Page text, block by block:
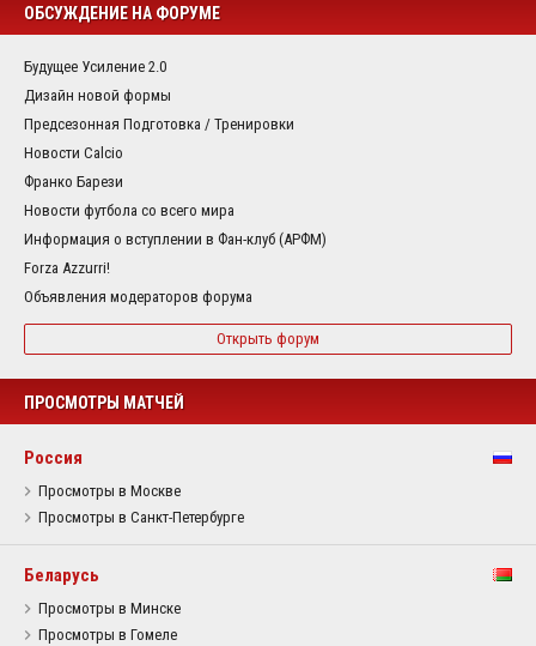
ОБСУЖДЕНИЕ НА ФОРУМЕ
Будущее Усиление 2.0
Дизайн новой формы
Предсезонная Подготовка / Тренировки
Новости Calcio
Франко Барези
Новости футбола со всего мира
Информация о вступлении в Фан-клуб (АРФМ)
Forza Azzurri!
Объявления модераторов форума
Открыть форум
ПРОСМОТРЫ МАТЧЕЙ
Россия
Просмотры в Москве
Просмотры в Санкт-Петербурге
Беларусь
Просмотры в Минске
Просмотры в Гомеле